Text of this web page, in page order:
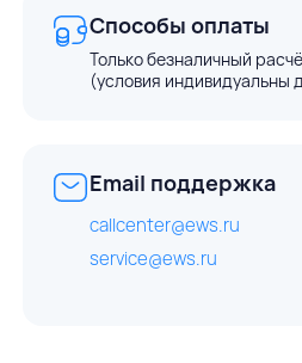
Способы оплаты
Только безналичный
(условия индивидуальны
Email поддержка
callcenter@ews.ru
service@ews.ru